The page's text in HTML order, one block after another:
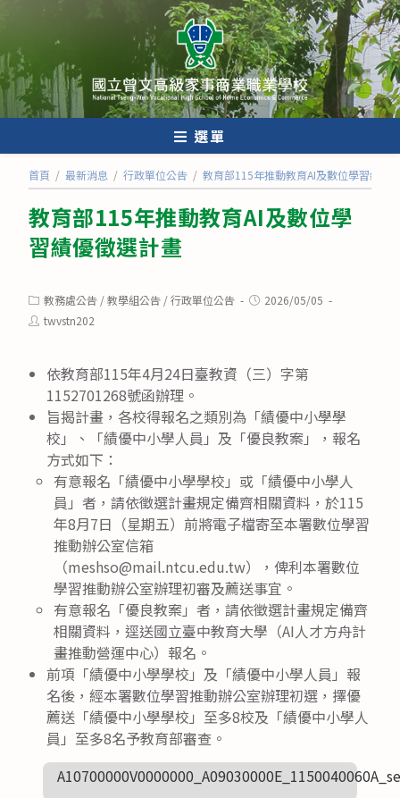
轉
至
主
要
內
選單
首頁 / 最新消息 / 行政單位公告 / 教育部115年推動教育AI及數位學習績優
教育部115年推動教育AI及數位學
習績優徵選計畫
Post
category:
教務處公告 /教學組公告 /行政單位公告
Post2026/05/05
Posttwvstn202
依教育部115年4月24日臺教資（三）字第
1152701268號函辦理。
旨揭計畫，各校得報名之類別為「績優中小學學
校」、「績優中小學人員」及「優良教案」，報名
方式如下：
有意報名「績優中小學學校」或「績優中小學人
員」者，請依徵選計畫規定備齊相關資料，於115
年8月7日（星期五）前將電子檔寄至本署數位學習
推動辦公室信箱
（meshso@mail.ntcu.edu.tw），俾利本署數位
學習推動辦公室辦理初審及薦送事宜。
有意報名「優良教案」者，請依徵選計畫規定備齊
相關資料，逕送國立臺中教育大學（AI人才方舟計
畫推動營運中心）報名。
前項「績優中小學學校」及「績優中小學人員」報
名後，經本署數位學習推動辦公室辦理初選，擇優
薦送「績優中小學學校」至多8校及「績優中小學人
員」至多8名予教育部審查。